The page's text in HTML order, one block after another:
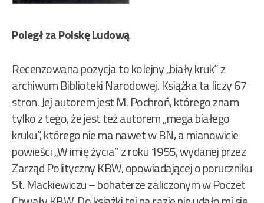
Poległ za Polskę Ludową
Recenzowana pozycja to kolejny „biały kruk” z
archiwum Biblioteki Narodowej. Książka ta liczy 67
stron. Jej autorem jest M. Pochroń, którego znam
tylko z tego, że jest też autorem „mega białego
kruku”, którego nie ma nawet w BN, a mianowicie
powieści „W imię życia” z roku 1955, wydanej przez
Zarząd Polityczny KBW, opowiadającej o poruczniku
St. Mackiewiczu – bohaterze zaliczonym w Poczet